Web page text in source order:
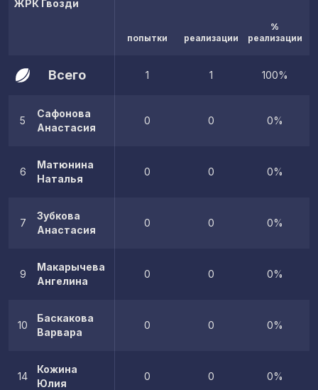
ЖРК Гвозди
попытки реализации
%
реализации
Всего 1 1 100%
5
Сафонова
Анастасия
0 0 0%
6
Матюнина
Наталья
0 0 0%
7
Зубкова
Анастасия
0 0 0%
9
Макарычева
Ангелина
0 0 0%
10
Баскакова
Варвара
0 0 0%
14
Кожина
Юлия
0 0 0%